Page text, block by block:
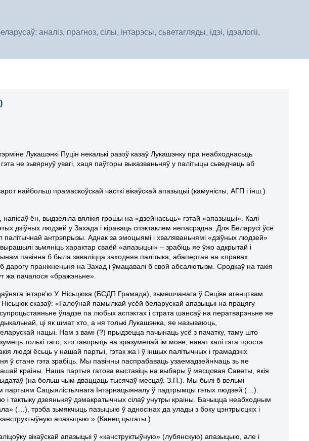
аналіз, прагноз, сілы, інтарэсы, сьветагляды, ідэі, ідэалогіі,
Лукашэнкі Пуцін некалькі разоў казаў Лукашэнку пра неабходнасьць
не зьвярнуў увагі, хаця паўторы выказваньняў у палітыцы сьведчаць аб
найбольш прамаскоўскай часткі вікаўскай апазыцыі (камуністы, АГП і інш.)
ён, выдзеліла вялікія грошы на «дзейнасьць» гэтай «апазыцыі». Калі
дзіўных людзей у Захада і кіраваць спэктаклем непасрэдна. Для Беларусі ўсё
антрэпрызы. Аднак за эмоцыямі і хваляваньнямі «дзіўных людзей»
зьмяніць характар сваёй «апазыцыі» – зрабіць яе ўжо адкрытай і
павінна б была заваліцца заходняя палітыка, абапертая на «правах
пранікненьня на Захад і ўмацавалі б свой абсалютызм. Сродкаў на такія
жа пачалося «бражэньне».
інтэрв’ю У. Нісьцюка (БСДП Грамада), зьмешчанага ў Сеціве агенцтвам
сказаў: «Галоўнай памылкай усёй беларускай апазыцыі на працягу
ўладзе па любых аспэктах і страта шансаў на ператварэньне яе
ці як шмат хто, а ня толькі Лукашэнка, яе называюць,
нацыі. Нам з вамі (?) прыдзецца пачынаць усё з пачатку, таму што
толькі таго, хто гаворыць на зразумелай ім мове, нават калі гэта проста
людзі ёсьць у нашай партыі, гэтак жа і ў іншых палітычных і грамадзкіх
ў стане гэта зрабіць. Мы павінны паспрабаваць узаемадзейнічаць зь яе
краіны. Наша партыя гатова выставіць на выбары ў мясцовая Саветы, якія
(на больш чым дваццаць тысячаў месцаў. З.П.). Мы былі б вельмі
партыям Сацыялістычнага Інтэрнацыяналу ў падтрымцы гэтых людзей (…).
і тактыку дзеяньняў дэмакратычных сілаў унутры краіны. Бачыцца неабходным
(…), трэба зьмякчыць пазыцыю ў адносінах да улады з боку цэнтрысцкіх і
апазыцыю.» (Канец цытаты.)
вікаўскай апазыцыі ў «канструктыўную» (лубянскую) апазыцыю, але і